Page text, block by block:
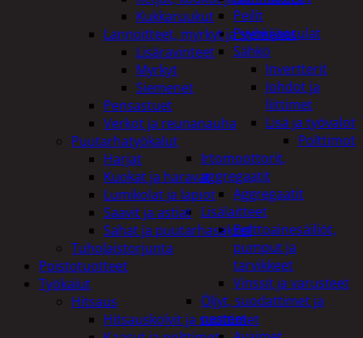
Peilit
Pyyhkijänsulat
Sähkö
Invertterit
Johdot ja
liittimet
Lisä ja työvalot
Polttimot
Irtomoottorit,
aggregaatit
Aggregaatit
Lisälaitteet
Polttoainesäiliöt,
pumput ja
tarvikkeet
Vinssit ja varusteet
Öljyt, suodattimet ja
nesteet
Kukkaruukut
Lannoitteet, myrkyt ja siemenet
Lisäravinteet
Myrkyt
Siemenet
Pensastuet
Verkot ja reunanauha
Puutarhatyökalut
Harjat
Kuokat ja haravat
Lumikolat ja lapiot
Saavit ja astiat
Sahat ja puutarhasakset
Tuholaistorjunta
Poistotuotteet
Työkalut
Hitsaus
Hitsauskolvit ja suuttimet